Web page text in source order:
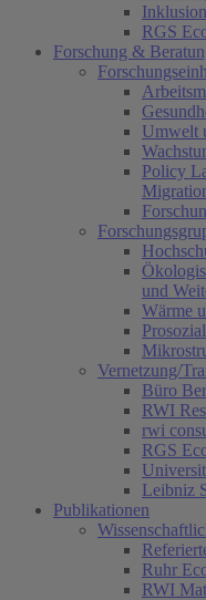
Inklusion
RGS
Forschung &
Umwelt
Policy
und
Wärme
Vernetzung/
Büro
RWI
rwi
RGS
Leibniz
Publikationen
Ruhr
RWI